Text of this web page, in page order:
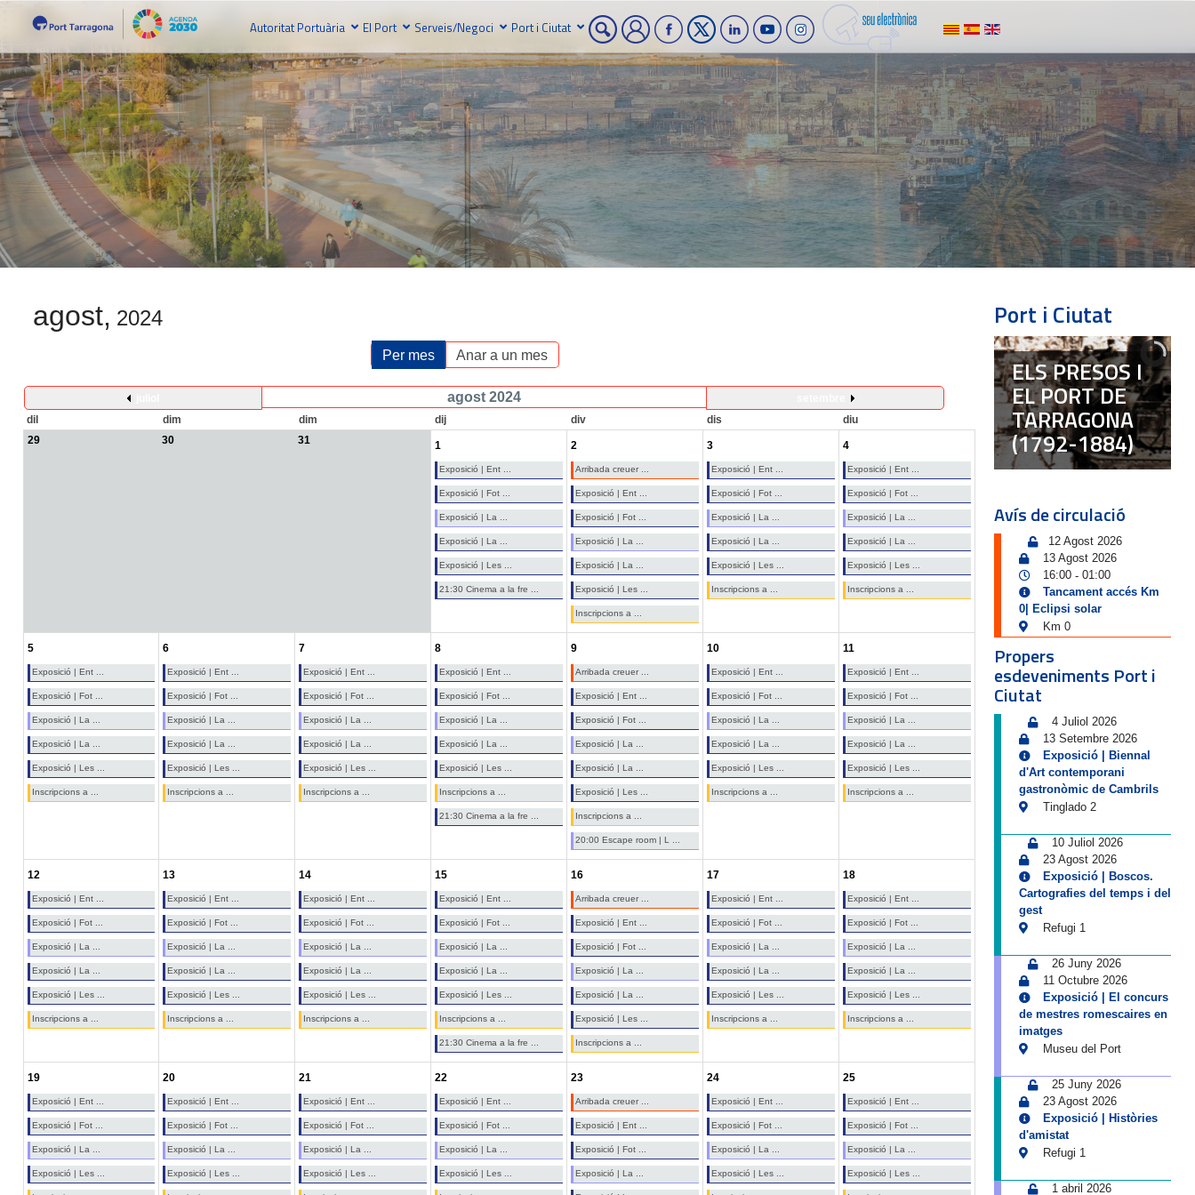
Autoritat Portuària El Port Serveis/Negoci Port i Ciutat
agost, 2024
Per mes Anar a un mes
agost 2024
dil
dim dim dij div dis
diu
29
30 31 1
Exposició | Ent ...
Exposició | Fot ...
Exposició | La ...
Exposició | La ...
Exposició | Les ...
21:30 Cinema a la fre ...
2
Arribada creuer ...
Exposició | Ent ...
Exposició | Fot ...
Exposició | La ...
Exposició | La ...
Exposició | Les ...
Inscripcions a ...
3
Exposició | Ent ...
Exposició | Fot ...
Exposició | La ...
Exposició | La ...
Exposició | Les ...
Inscripcions a ...
4
Exposició | Ent ...
Exposició | Fot ...
Exposició | La ...
Exposició | La ...
Exposició | Les ...
Inscripcions a ...
5
Exposició | Ent ...
Exposició | Fot ...
Exposició | La ...
Exposició | La ...
Exposició | Les ...
Inscripcions a ...
6
Exposició | Ent ...
Exposició | Fot ...
Exposició | La ...
Exposició | La ...
Exposició | Les ...
Inscripcions a ...
7
Exposició | Ent ...
Exposició | Fot ...
Exposició | La ...
Exposició | La ...
Exposició | Les ...
Inscripcions a ...
8
Exposició | Ent ...
Exposició | Fot ...
Exposició | La ...
Exposició | La ...
Exposició | Les ...
Inscripcions a ...
21:30 Cinema a la fre ...
9
Arribada creuer ...
Exposició | Ent ...
Exposició | Fot ...
Exposició | La ...
Exposició | La ...
Exposició | Les ...
Inscripcions a ...
20:00 Escape room | L ...
10
Exposició | Ent ...
Exposició | Fot ...
Exposició | La ...
Exposició | La ...
Exposició | Les ...
Inscripcions a ...
11
Exposició | Ent ...
Exposició | Fot ...
Exposició | La ...
Exposició | La ...
Exposició | Les ...
Inscripcions a ...
12
Exposició | Ent ...
Exposició | Fot ...
Exposició | La ...
Exposició | La ...
Exposició | Les ...
Inscripcions a ...
13
Exposició | Ent ...
Exposició | Fot ...
Exposició | La ...
Exposició | La ...
Exposició | Les ...
Inscripcions a ...
14
Exposició | Ent ...
Exposició | Fot ...
Exposició | La ...
Exposició | La ...
Exposició | Les ...
Inscripcions a ...
15
Exposició | Ent ...
Exposició | Fot ...
Exposició | La ...
Exposició | La ...
Exposició | Les ...
Inscripcions a ...
21:30 Cinema a la fre ...
16
Arribada creuer ...
Exposició | Ent ...
Exposició | Fot ...
Exposició | La ...
Exposició | La ...
Exposició | Les ...
Inscripcions a ...
17
Exposició | Ent ...
Exposició | Fot ...
Exposició | La ...
Exposició | La ...
Exposició | Les ...
Inscripcions a ...
18
Exposició | Ent ...
Exposició | Fot ...
Exposició | La ...
Exposició | La ...
Exposició | Les ...
Inscripcions a ...
19
Exposició | Ent ...
Exposició | Fot ...
Exposició | La ...
Exposició | Les ...
20
Exposició | Ent ...
Exposició | Fot ...
Exposició | La ...
Exposició | Les ...
21
Exposició | Ent ...
Exposició | Fot ...
Exposició | La ...
Exposició | Les ...
22
Exposició | Ent ...
Exposició | Fot ...
Exposició | La ...
Exposició | Les ...
23
Arribada creuer ...
Exposició | Ent ...
Exposició | Fot ...
Exposició | La ...
24
Exposició | Ent ...
Exposició | Fot ...
Exposició | La ...
Exposició | Les ...
25
Exposició | Ent ...
Exposició | Fot ...
Exposició | La ...
Exposició | Les ...
Port i Ciutat
ELS PRESOS I
EL PORT DE
TARRAGONA
(1792-1884)
Avís de circulació
12 Agost 2026
13 Agost 2026
16:00- 01:00
Tancament accés Km
0| Eclipsi solar
Km 0
Propers
esdeveniments Port i
Ciutat
4 Juliol 2026
13 Setembre 2026
Exposició | Biennal
d'Art contemporani
gastronòmic de Cambrils
Tinglado 2
10 Juliol 2026
23 Agost 2026
Exposició | Boscos.
Cartografies del temps i del
gest
Refugi 1
26 Juny 2026
11 Octubre 2026
Exposició | El concurs
de mestres romescaires en
imatges
Museu del Port
25 Juny 2026
23 Agost 2026
Exposició | Històries
d'amistat
Refugi 1
1 abril 2026